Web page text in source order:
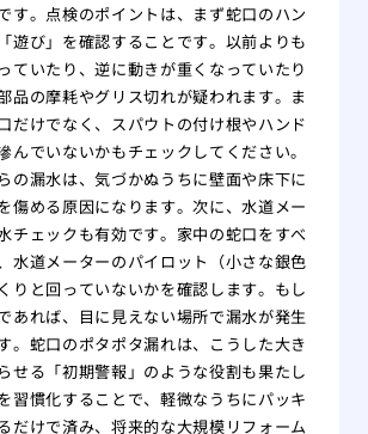
す。点検のポイントは、まず蛇口のハン
遊び」を確認することです。以前よりも
ていたり、逆に動きが重くなっていたり
品の摩耗やグリス切れが疑われます。ま
だけでなく、スパウトの付け根やハンド
んでいないかもチェックしてください。
の漏水は、気づかぬうちに壁面や床下に
傷める原因になります。次に、水道メー
チェックも有効です。家中の蛇口をすべ
水道メーターのパイロット（小さな銀色
りと回っていないかを確認します。もし
あれば、目に見えない場所で漏水が発生
。蛇口のポタポタ漏れは、こうした大き
せる「初期警報」のような役割も果たし
習慣化することで、軽微なうちにパッキ
だけで済み、将来的な大規模リフォーム